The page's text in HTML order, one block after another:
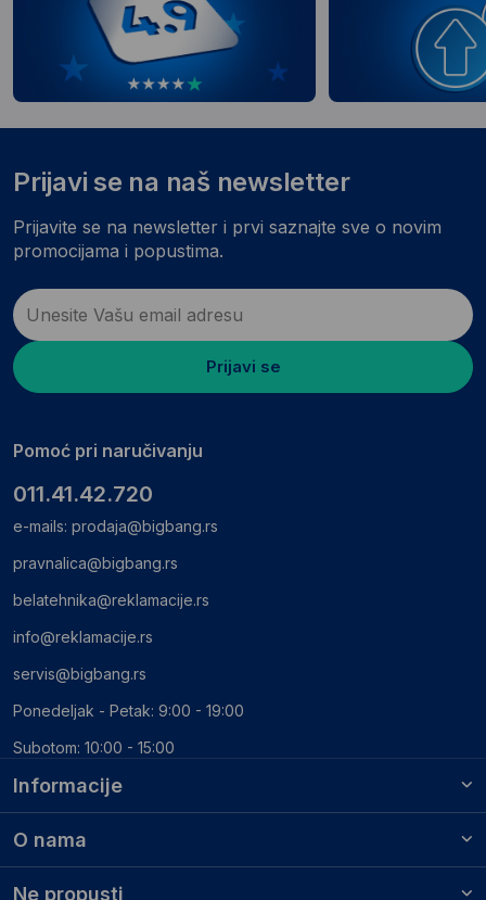
Informacije
O nama
Ne propusti
Prijavi se na naš newsletter
Prijavite se na newsletter i prvi saznajte sve o novim
promocijama i popustima.
Prijavi se
Pomoć pri naručivanju
011.41.42.720
e-mails: prodaja@bigbang.rs
pravnalica@bigbang.rs
belatehnika@reklamacije.rs
info@reklamacije.rs
servis@bigbang.rs
Ponedeljak - Petak: 9:00 - 19:00
Subotom: 10:00 - 15:00